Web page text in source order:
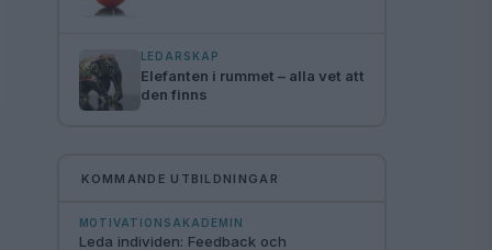
LEDARSKAP
Elefanten i rummet – alla vet att
den finns
KOMMANDE UTBILDNINGAR
MOTIVATIONSAKADEMIN
Leda individen: Feedback och